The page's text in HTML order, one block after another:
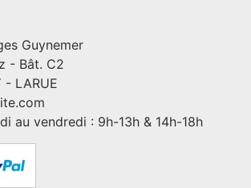
Guynemer
- Bât. C2
- LARUE
au vendredi : 9h-13h & 14h-18h